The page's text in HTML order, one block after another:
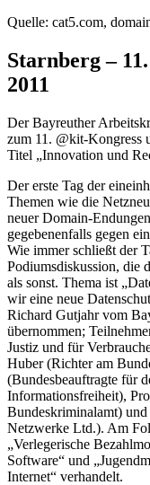
Quelle: cat5.com,
Starnberg –
2011
Der Bayreuther
zum 11. @kit-Kongress
Titel „Innovation und
Der erste Tag der
Themen wie die
neuer Domain-
gegebenenfalls gegen
Wie immer schließt der
Podiumsdiskussion, die
als sonst. Thema ist
wir eine neue
Richard Gutjahr vom
übernommen;
Justiz und für
Huber (Richter am
(Bundesbeauftragte für
Informationsfreiheit),
Bundeskriminalamt)
Netzwerke Ltd.). Am
„Verlegerische
Software“ und
Internet“ verhandelt.